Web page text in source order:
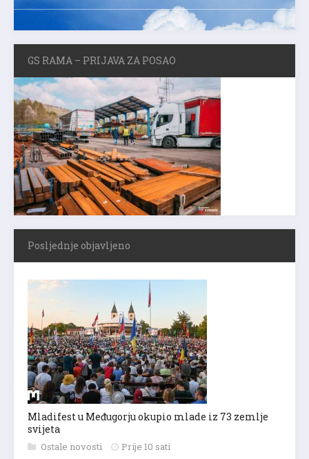
GS RAMA – PRIJAVA ZA POSAO
Posljednje objavljeno
Mladifest u Međugorju okupio mlade iz 73 zemlje
svijeta
Ostale novosti Prije 10 sati